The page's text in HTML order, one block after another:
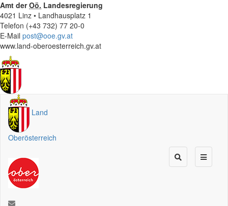
Amt derOö. Landesregierung
4021 Linz • Landhausplatz 1
Telefon (+43 732) 77 20-0
E-Mail post@ooe.gv.at
www.land-oberoesterreich.gv.at
Land
Oberösterreich